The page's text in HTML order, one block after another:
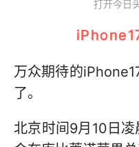
打开今日
万众期待的
了。
北京时间9月10日